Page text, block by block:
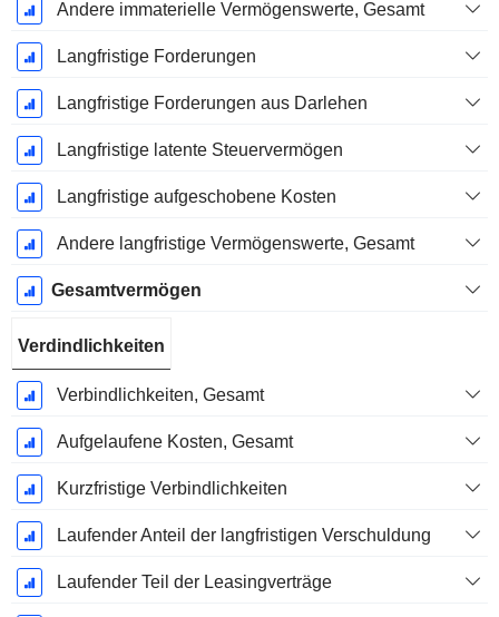
Andere immaterielle Vermögenswerte, Gesamt
Langfristige Forderungen
Langfristige Forderungen aus Darlehen
Langfristige latente Steuervermögen
Langfristige aufgeschobene Kosten
Andere langfristige Vermögenswerte, Gesamt
Gesamtvermögen
Verdindlichkeiten
Verbindlichkeiten, Gesamt
Aufgelaufene Kosten, Gesamt
Kurzfristige Verbindlichkeiten
Laufender Anteil der langfristigen Verschuldung
Laufender Teil der Leasingverträge